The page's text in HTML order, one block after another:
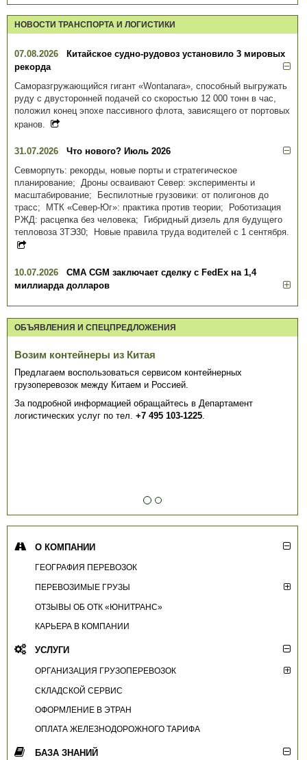
НОВОСТИ ТРАНСПОРТА И ЛОГИСТИКИ
07.08.2026
Китайское судно-рудовоз установило 3 мировых
рекорда
Саморазгружающийся гигант «Wontanara», способный выгружать
руду с двусторонней подачей со скоростью 12 000 тонн в час,
положил конец эпохе пассивного флота, зависящего от портовых
кранов.
31.07.2026
Что нового? Июль 2026
Севморпуть: рекорды, новые порты и стратегическое
планирование; Дроны осваивают Север: эксперименты и
масштабирование; Беспилотные грузовики: от полигонов до
трасс; МТК «Север-Юг»: практика против теории; Роботизация
РЖД: расцепка без человека; Гибридный дизель для будущего
тепловоза 3ТЭ30; Новые правила труда водителей с 1 сентября.
10.07.2026
CMA CGM заключает сделку с FedEx на 1,4
миллиарда долларов
ОБЪЯВЛЕНИЯ И СПЕЦПРЕДЛОЖЕНИЯ
Возим контейнеры из Китая
Предлагаем воспользоваться сервисом контейнерных
грузоперевозок между Китаем и Россией.
За подробной информацией обращайтесь в Департамент
логистических услуг по тел. +7 495 103-1225.
О КОМПАНИИ
ГЕОГРАФИЯ ПЕРЕВОЗОК
ПЕРЕВОЗИМЫЕ ГРУЗЫ
ОТЗЫВЫ ОБ ОТК «ЮНИТРАНС»
КАРЬЕРА В КОМПАНИИ
УСЛУГИ
ОРГАНИЗАЦИЯ ГРУЗОПЕРЕВОЗОК
СКЛАДСКОЙ СЕРВИС
ОФОРМЛЕНИЕ В ЭТРАН
ОПЛАТА ЖЕЛЕЗНОДОРОЖНОГО ТАРИФА
БАЗА ЗНАНИЙ